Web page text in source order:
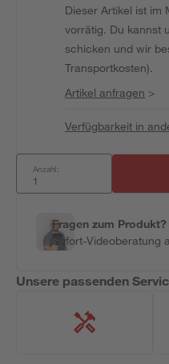
Dieser Artikel ist im
vorrätig. Du kannst
schicken und wir
Transportkosten).
Artikel anfragen >
Verfügbarkeit in
Anzahl:
Fragen zum Produkt?
Sofort-Videoberatung
Unsere passenden